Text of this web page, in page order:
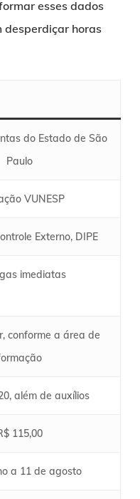
esses dados
desperdiçar horas
do Estado de São
Paulo
VUNESP
Externo, DIPE
imediatas
conforme a área de
além de auxílios
115,00
a 11 de agosto